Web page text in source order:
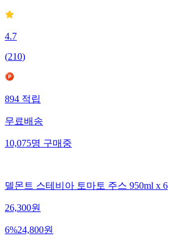
4.7
(210)
894 적립
무료배송
10,075명 구매중
델몬트 스테비아 토마토 주스 950ml x 6
26,300원
6%24,800원